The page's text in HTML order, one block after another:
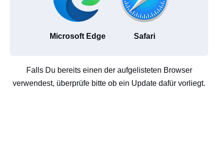
Microsoft Edge Safari
Falls Du bereits einen der aufgelisteten Browser
verwendest, überprüfe bitte ob ein Update dafür vorliegt.